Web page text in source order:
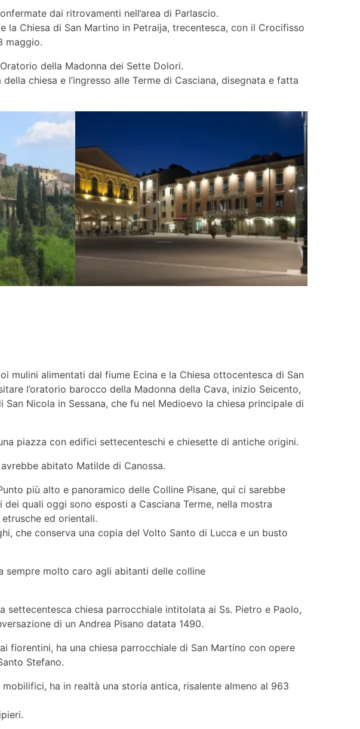
dai ritrovamenti nell’area di Parlascio.
la Chiesa di San Martino in Petraija, trecentesca, con il Crocifisso
maggio.
della Madonna dei Sette Dolori.
chiesa e l’ingresso alle Terme di Casciana, disegnata e fatta
mulini alimentati dal fiume Ecina e la Chiesa ottocentesca di San
l’oratorio barocco della Madonna della Cava, inizio Seicento,
Nicola in Sessana, che fu nel Medioevo la chiesa principale di
piazza con edifici settecenteschi e chiesette di antiche origini.
abitato Matilde di Canossa.
più alto e panoramico delle Colline Pisane, qui ci sarebbe
quali oggi sono esposti a Casciana Terme, nella mostra
ed orientali.
che conserva una copia del Volto Santo di Lucca e un busto
sempre molto caro agli abitanti delle colline
settecentesca chiesa parrocchiale intitolata ai Ss. Pietro e Paolo,
di un Andrea Pisano datata 1490.
ha una chiesa parrocchiale di San Martino con opere
Stefano.
ha in realtà una storia antica, risalente almeno al 963